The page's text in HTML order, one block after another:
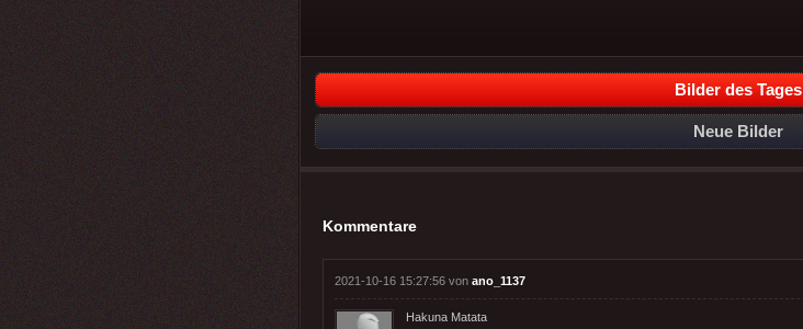
Bilder des Tages
Neue Bilder
Kommentare
2021-10-16 15:27:56 von ano_1137
Hakuna Matata